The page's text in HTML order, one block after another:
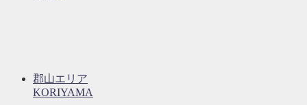
郡山エリア
KORIYAMA